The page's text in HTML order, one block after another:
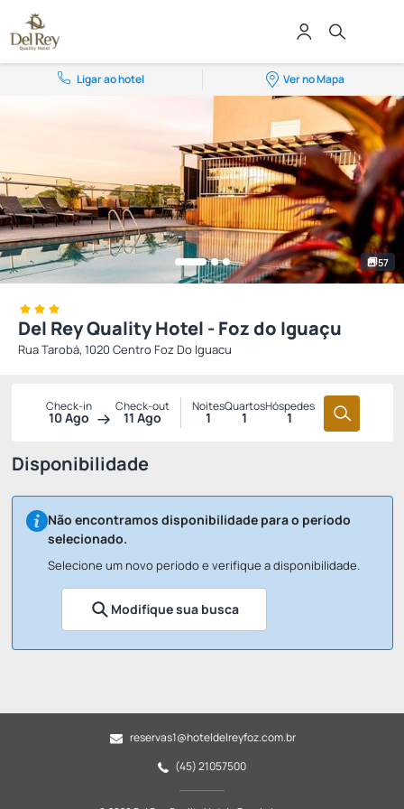
Ligar ao hotel Ver no Mapa
57
Del Rey Quality Hotel - Foz do Iguaçu
Rua Tarobá, 1020 Centro Foz Do Iguacu
Check-in
10 Ago
Check-out
11 Ago
Noites
1
Quartos
1
Hóspedes
1
Disponibilidade
Não encontramos disponibilidade para o período
selecionado.
Selecione um novo período e verifique a disponibilidade.
Modifique sua busca
reservas1@hoteldelreyfoz.com.br
(45) 21057500